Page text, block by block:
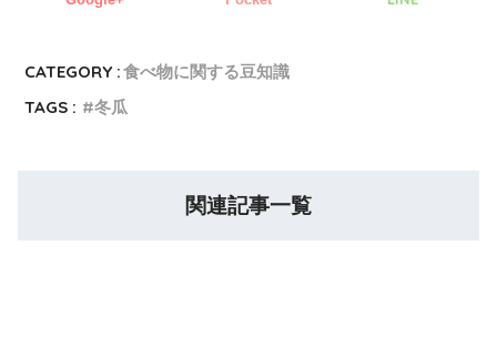
CATEGORY :食べ物に関する豆知識
TAGS :
冬瓜
関連記事一覧